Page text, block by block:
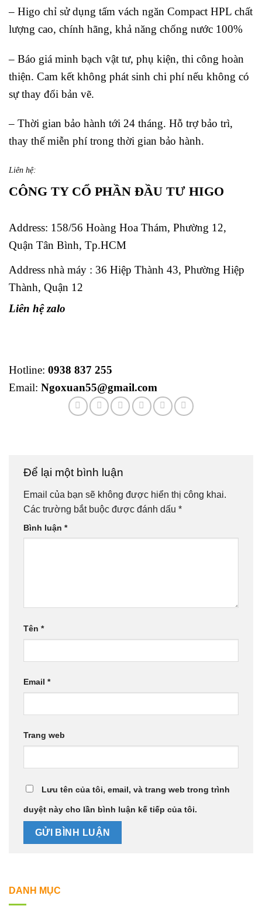
– Higo chỉ sử dụng tấm vách ngăn Compact HPL chất
lượng cao, chính hãng, khả năng chống nước 100%
– Báo giá minh bạch vật tư, phụ kiện, thi công hoàn
thiện. Cam kết không phát sinh chi phí nếu không có
sự thay đổi bản vẽ.
– Thời gian bảo hành tới 24 tháng. Hỗ trợ bảo trì,
thay thế miễn phí trong thời gian bảo hành.
Liên hệ:
CÔNG TY CỔ PHẦN ĐẦU TƯ HIGO
Address: 158/56 Hoàng Hoa Thám, Phường 12,
Quận Tân Bình, Tp.HCM
Address nhà máy : 36 Hiệp Thành 43, Phường Hiệp
Thành, Quận 12
Liên hệ zalo
Hotline: 0938 837 255
Email: Ngoxuan55@gmail.com
Để lại một bình luận
Email của bạn sẽ không được hiển thị công khai.
Các trường bắt buộc được đánh dấu *
Bình luận *
Tên *
Email *
Trang web
Lưu tên của tôi, email, và trang web trong trình
duyệt này cho lần bình luận kế tiếp của tôi.
DANH MỤC